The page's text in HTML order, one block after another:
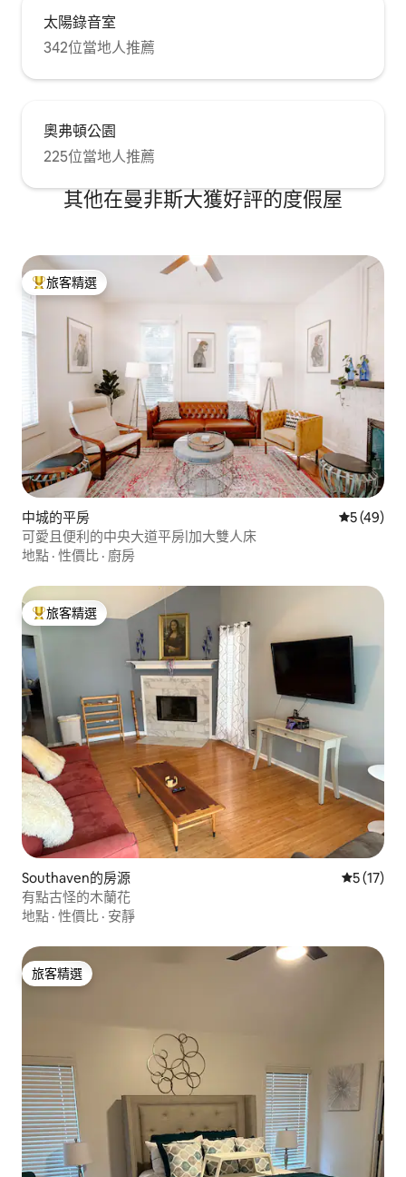
太陽錄音室
342位當地人推薦
奧弗頓公園
225位當地人推薦
其他在曼非斯大獲好評的度假屋
旅客精選榜首
旅客精選
中城的平房 從 49 則評
5 (49)
可愛且便利的中央大道平房|加大雙人床
地點 · 性價比 · 廚房
旅客精選榜首
旅客精選
Southaven的房源 從 17 則
5 (17)
有點古怪的木蘭花
地點 · 性價比 · 安靜
旅客精選
旅客精選